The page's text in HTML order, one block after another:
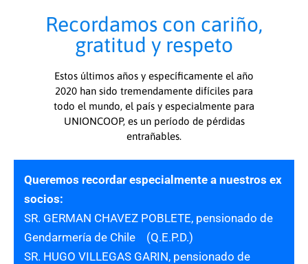
Recordamos con cariño,
gratitud y respeto
Estos últimos años y específicamente el año
2020 han sido tremendamente difíciles para
todo el mundo, el país y especialmente para
UNIONCOOP, es un período de pérdidas
entrañables.
Queremos recordar especialmente a nuestros ex
socios:
SR. GERMAN CHAVEZ POBLETE, pensionado de
Gendarmería de Chile (Q.E.P.D.)
SR. HUGO VILLEGAS GARIN, pensionado de